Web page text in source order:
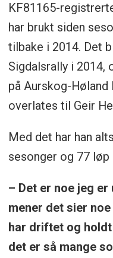
KF81165-
har brukt siden
tilbake i 2014. Det
Sigdalsrally i 2014,
på Aurskog-Høland
overlates til Geir
Med det har han
sesonger og 77 løp
– Det er noe jeg
mener det sier
har driftet og
det er så mange